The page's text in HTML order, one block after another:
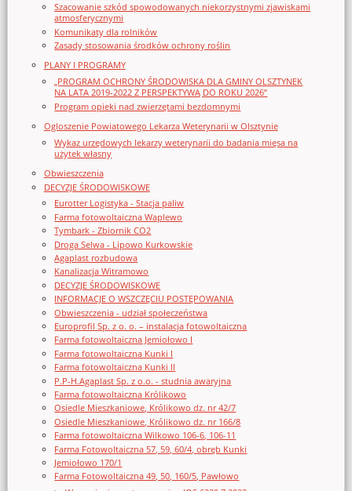
Szacowanie szkód spowodowanych niekorzystnymi zjawiskami
atmosferycznymi
Komunikaty dla rolników
Zasady stosowania środków ochrony roślin
PLANY I PROGRAMY
„PROGRAM OCHRONY ŚRODOWISKA DLA GMINY OLSZTYNEK
NA LATA 2019-2022 Z PERSPEKTYWĄ DO ROKU 2026”
Program opieki nad zwierzętami bezdomnymi
Ogloszenie Powiatowego Lekarza Weterynarii w Olsztynie
Wykaz urzędowych lekarzy weterynarii do badania mięsa na
użytek własny
Obwieszczenia
DECYZJE ŚRODOWISKOWE
Eurotter Logistyka - Stacja paliw
Farma fotowoltaiczna Waplewo
Tymbark - Zbiornik CO2
Droga Selwa - Lipowo Kurkowskie
Agaplast rozbudowa
Kanalizacja Witramowo
DECYZJE ŚRODOWISKOWE
INFORMACJE O WSZCZĘCIU POSTĘPOWANIA
Obwieszczenia - udział społeczeństwa
Europrofil Sp. z o. o. – instalacja fotowoltaiczna
Farma fotowoltaiczna Jemiołowo I
Farma fotowoltaiczna Kunki I
Farma fotowoltaiczna Kunki II
P.P-H.Agaplast Sp. z o.o. - studnia awaryjna
Farma fotowoltaiczna Królikowo
Osiedle Mieszkaniowe, Królikowo dz. nr 42/7
Osiedle Mieszkaniowe, Królikowo dz. nr 166/8
Farma fotowoltaiczna Wilkowo 106-6, 106-11
Farma Fotowoltaiczna 57, 59, 60/4, obręb Kunki
Jemiołowo 170/1
Farma Fotowoltaiczna 49, 50, 160/5, Pawłowo